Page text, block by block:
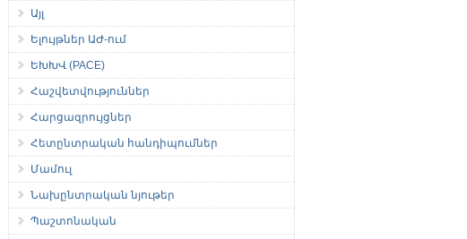
Այլ
Ելույթներ ԱԺ-ում
ԵԽԽՎ (PACE)
Հաշվետվություններ
Հարցազրույցներ
Հետընտրական հանդիպումներ
Մամուլ
Նախընտրական նյութեր
Պաշտոնական